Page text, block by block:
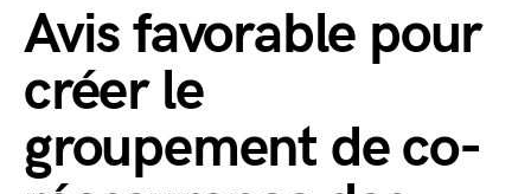
Avis favorable pour
créer le
groupement de co-